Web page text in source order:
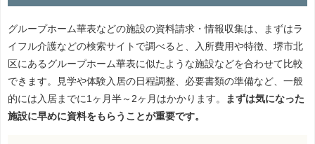
グループホーム華表などの施設の資料請求・情報収集は、まずはラ
イフル介護などの検索サイトで調べると、入所費用や特徴、堺市北
区にあるグループホーム華表に似たような施設などを合わせて比較
できます。見学や体験入居の日程調整、必要書類の準備など、一般
的には入居までに1ヶ月半～2ヶ月はかかります。
まずは気になった
施設に早めに資料をもらうことが重要です。